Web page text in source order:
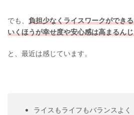
でも、 負担少なくライスワークができ
いくほうが幸せ度や安心感は高まるん
と、最近は感じています。
ライスもライフもバランスよく